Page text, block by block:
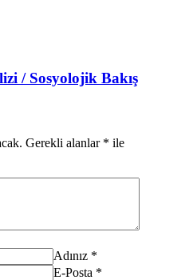
/ Sosyolojik Bakış
Gerekli alanlar * ile
Adınız *
E-Posta *